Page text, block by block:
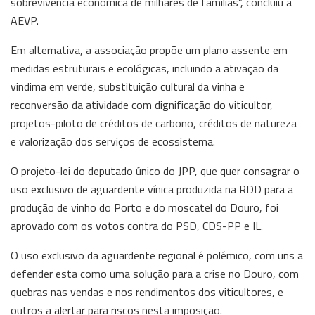
AEVP.
Em alternativa, a associação propõe um plano assente em
medidas estruturais e ecológicas, incluindo a ativação da
vindima em verde, substituição cultural da vinha e
reconversão da atividade com dignificação do viticultor,
projetos-piloto de créditos de carbono, créditos de natureza
e valorização dos serviços de ecossistema.
O projeto-lei do deputado único do JPP, que quer consagrar o
uso exclusivo de aguardente vínica produzida na RDD para a
produção de vinho do Porto e do moscatel do Douro, foi
aprovado com os votos contra do PSD, CDS-PP e IL.
O uso exclusivo da aguardente regional é polémico, com uns a
defender esta como uma solução para a crise no Douro, com
quebras nas vendas e nos rendimentos dos viticultores, e
outros a alertar para riscos nesta imposição.